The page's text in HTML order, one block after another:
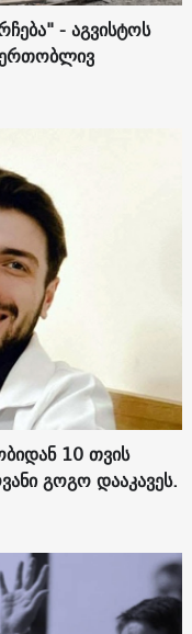
- აგვისტოს
10 თვის
გოგო დააკავეს.